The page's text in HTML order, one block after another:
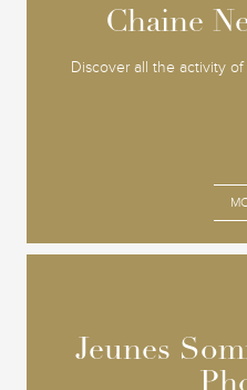
Chaine
Discover all the activity
Chaine
Jeunes
Jeunes